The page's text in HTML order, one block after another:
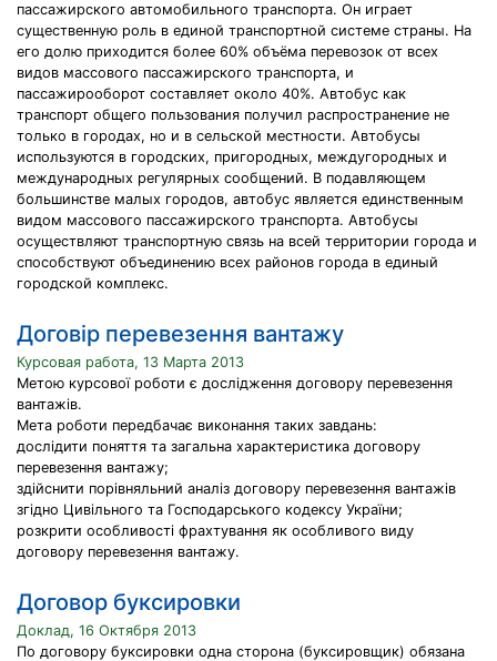
пассажирского автомобильного транспорта. Он играет
существенную роль в единой транспортной системе страны. На
его долю приходится более 60% объёма перевозок от всех
видов массового пассажирского транспорта, и
пассажирооборот составляет около 40%. Автобус как
транспорт общего пользования получил распространение не
только в городах, но и в сельской местности. Автобусы
используются в городских, пригородных, междугородных и
международных регулярных сообщений. В подавляющем
большинстве малых городов, автобус является единственным
видом массового пассажирского транспорта. Автобусы
осуществляют транспортную связь на всей территории города и
способствуют объединению всех районов города в единый
городской комплекс.
Договір перевезення вантажу
Курсовая работа, 13 Марта 2013
Метою курсової роботи є дослідження договору перевезення
вантажів.
Мета роботи передбачає виконання таких завдань:
дослідити поняття та загальна характеристика договору
перевезення вантажу;
здійснити порівняльний аналіз договору перевезення вантажів
згідно Цивільного та Господарського кодексу України;
розкрити особливості фрахтування як особливого виду
договору перевезення вантажу.
Договор буксировки
Доклад, 16 Октября 2013
По договору буксировки одна сторона (буксировщик) обязана